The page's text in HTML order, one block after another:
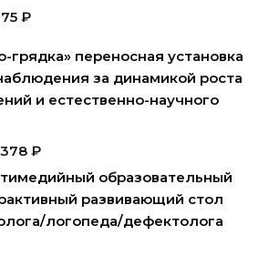
₽
грядка» переносная установка
за динамикой роста
и естественно-научного
₽
образовательный
развивающий стол
логопеда/дефектолога